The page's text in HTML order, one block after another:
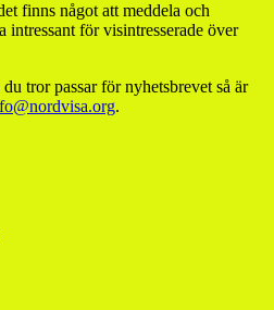
finns något att meddela och
intressant för visintresserade över
tror passar för nyhetsbrevet så är
.